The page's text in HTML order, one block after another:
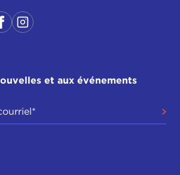
et aux événements